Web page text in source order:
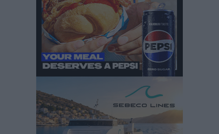
και ποιοι όχι
Ειδήσεις• πριν 3 ώρες
Στον Ιπποκράτη η Μαρία Βλάχου
Αθλητικά• πριν 3 ώρες
Καρπάθου
Αθλητικά • πριν 3 ώρες
Στάθης Αντωνάς: Ένα βήμα πριν από επαγγελματικό